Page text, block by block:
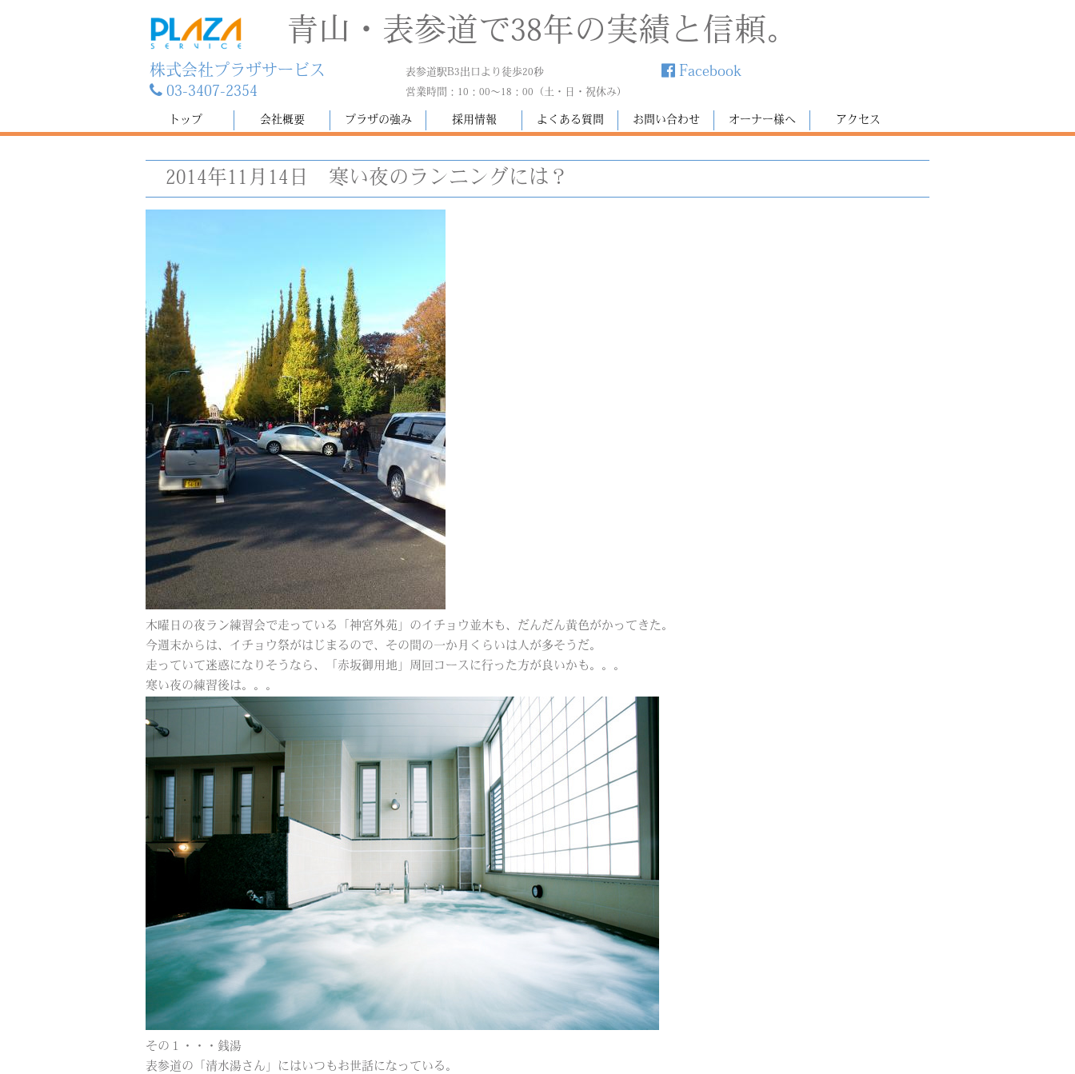
青山・表参道で38年の実績と信頼。
株式会社プラザサービス
03-3407-2354
表参道駅B3出口より徒歩20秒
営業時間：10：00～18：00（土・日・祝休み）
Facebook
トップ 会社概要 プラザの強み 採用情報 よくある質問 お問い合わせ オーナー様へ アクセス
2014年11月14日 寒い夜のランニングには？
木曜日の夜ラン練習会で走っている「神宮外苑」のイチョウ並木も、だんだん黄色がかってきた。
今週末からは、イチョウ祭がはじまるので、その間の一か月くらいは人が多そうだ。
走っていて迷惑になりそうなら、「赤坂御用地」周回コースに行った方が良いかも。。。
寒い夜の練習後は。。。
その１・・・銭湯
表参道の「清水湯さん」にはいつもお世話になっている。